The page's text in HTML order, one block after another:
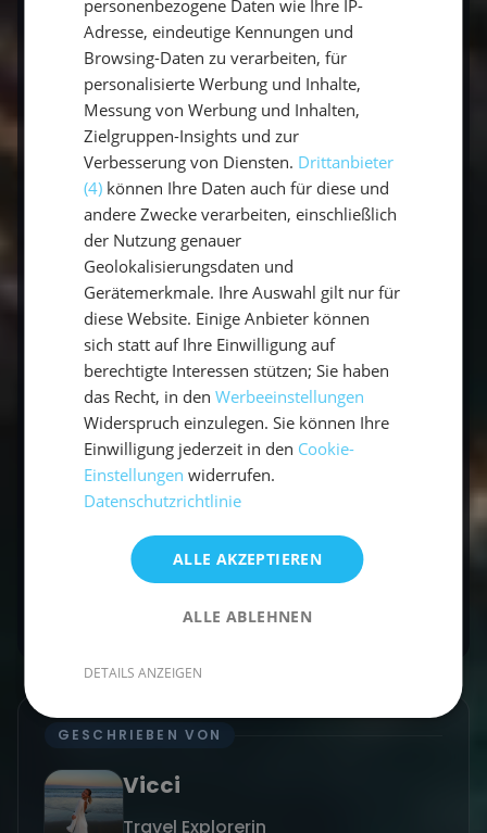
Häufige Fragen zu Fotospots auf Teneriffa
Was sind die besten Fotospots auf
Teneriffa?
Der Teide-Nationalpark, die Steilküste von Los
Gigantes und die Dünen von El Médano.
Wann ist das beste Licht zum
Fotografieren?
Zur goldenen Stunde bei Sonnenauf- und
Sonnenuntergang.
Kann man Teneriffa vom Wasser
fotografieren?
Ja, die Steilküste von Los Gigantes ist vom
Segelboot aus besonders eindrucksvoll.
GESCHRIEBEN VON
Vicci
Travel Explorerin
personenbezogene Daten wie Ihre IP-
Adresse, eindeutige Kennungen und
Browsing-Daten zu verarbeiten, für
personalisierte Werbung und Inhalte,
Messung von Werbung und Inhalten,
Zielgruppen-Insights und zur
Verbesserung von Diensten. Drittanbieter
(4) können Ihre Daten auch für diese und
andere Zwecke verarbeiten, einschließlich
der Nutzung genauer
Geolokalisierungsdaten und
Gerätemerkmale. Ihre Auswahl gilt nur für
diese Website. Einige Anbieter können
sich statt auf Ihre Einwilligung auf
berechtigte Interessen stützen; Sie haben
das Recht, in denWerbeeinstellungen
Widerspruch einzulegen. Sie können Ihre
Einwilligung jederzeit in den Cookie-
Einstellungen widerrufen.
Datenschutzrichtlinie
ALLE AKZEPTIEREN
ALLE ABLEHNEN
DETAILS ANZEIGEN